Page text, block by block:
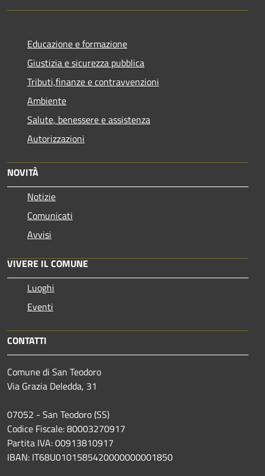
Educazione e formazione
Giustizia e sicurezza pubblica
Tributi,finanze e contravvenzioni
Ambiente
Salute, benessere e assistenza
Autorizzazioni
NOVITÀ
Notizie
Comunicati
Avvisi
VIVERE IL COMUNE
Luoghi
Eventi
CONTATTI
Comune di San Teodoro
Via Grazia Deledda, 31
07052 - San Teodoro (SS)
Codice Fiscale: 80003270917
Partita IVA: 00913810917
IBAN: IT68U0101585420000000001850